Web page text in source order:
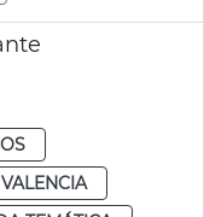
VALENCIA